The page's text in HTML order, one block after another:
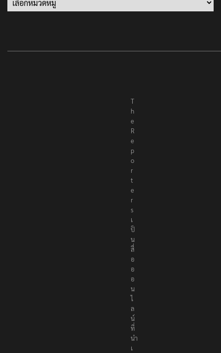
T
h
e
R
e
p
o
r
t
e
r
s
เ
ป็
น
สื่
อ
อ
อ
น
ไ
ล
น์
ที่
นำ
เ